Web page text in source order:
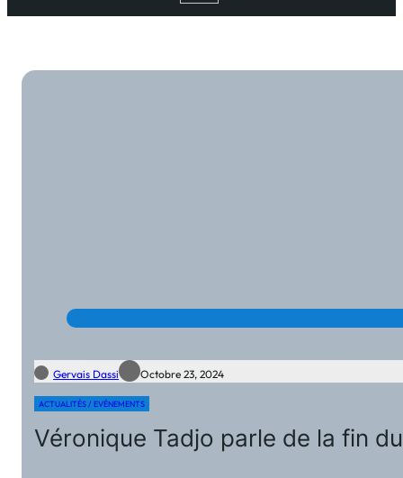
Gervais Dassi Octobre 23, 2024
ACTUALITÉS / EVÉNEMENTS
Véronique Tadjo parle de la fin